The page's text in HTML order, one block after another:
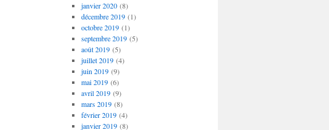
janvier 2020(8)
décembre 2019(1)
octobre 2019(1)
septembre 2019(5)
août 2019(5)
juillet 2019(4)
juin 2019(9)
mai 2019(6)
avril 2019(9)
mars 2019(8)
février 2019(4)
janvier 2019(8)